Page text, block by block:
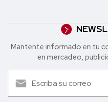
Mantente informado en tu
en mercadeo,